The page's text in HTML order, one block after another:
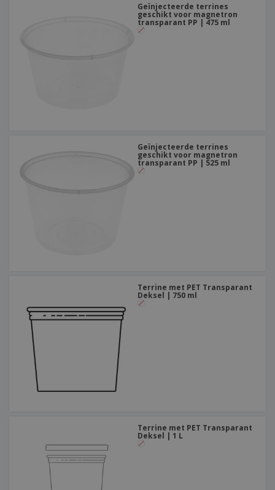
Geïnjecteerde terrines
geschikt voor magnetron
transparant PP | 475 ml
Geïnjecteerde terrines
geschikt voor magnetron
transparant PP | 525 ml
Terrine met PET Transparant
Deksel | 750 ml
Terrine met PET Transparant
Deksel | 1 L